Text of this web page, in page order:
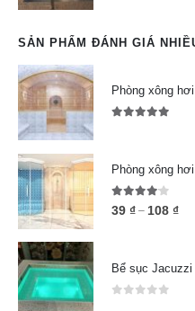
SẢN PHẨM ĐÁNH GIÁ
Phòng xông
Phòng xông
4.00 out of
39 ₫ – 108 ₫
Bể sục